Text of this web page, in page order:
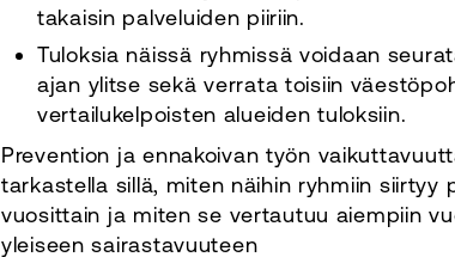
takaisin palveluiden piiriin.
Tuloksia näissä ryhmissä voidaan
ajan ylitse sekä verrata toisiin
vertailukelpoisten alueiden tuloksiin.
Prevention ja ennakoivan työn
tarkastella sillä, miten näihin ryhmiin siirtyy
vuosittain ja miten se vertautuu aiempiin
yleiseen sairastavuuteen